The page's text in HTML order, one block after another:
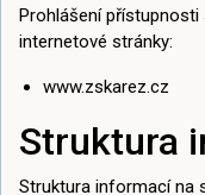
Prohlášení přístupnosti
internetové stránky:
www.zskarez.cz
Struktura
Struktura informací na